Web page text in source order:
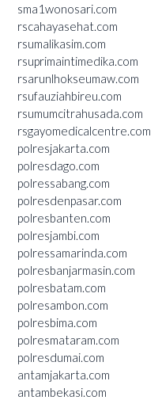
sma1wonosari.com
rscahayasehat.com
rsumalikasim.com
rsuprimaintimedika.com
rsarunlhokseumaw.com
rsufauziahbireu.com
rsumumcitrahusada.com
rsgayomedicalcentre.com
polresjakarta.com
polresdago.com
polressabang.com
polresdenpasar.com
polresbanten.com
polresjambi.com
polressamarinda.com
polresbanjarmasin.com
polresbatam.com
polresambon.com
polresbima.com
polresmataram.com
polresdumai.com
antamjakarta.com
antambekasi.com